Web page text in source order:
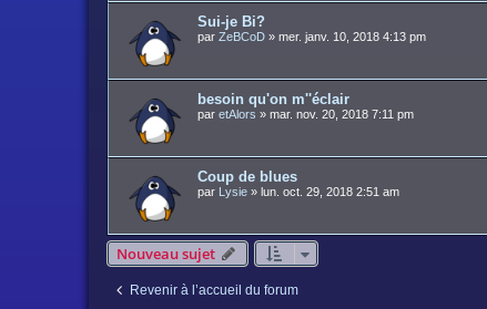
Sui-je Bi?
par ZeBCoD » mer. janv. 10, 2018 4:13 pm
besoin qu'on m''éclair
par etAlors » mar. nov. 20, 2018 7:11 pm
Coup de blues
par Lysie » lun. oct. 29, 2018 2:51 am
Nouveau sujet
Revenir à l’accueil du forum